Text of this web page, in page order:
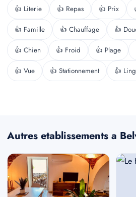
👍 Literie 👍 Repas 👍 Prix
👍 Famille 👍 Chauffage 👍
👍 Chien 👍 Froid 👍 Plage
👍 Vue 👍 Stationnement 👍
Autres etablissements a